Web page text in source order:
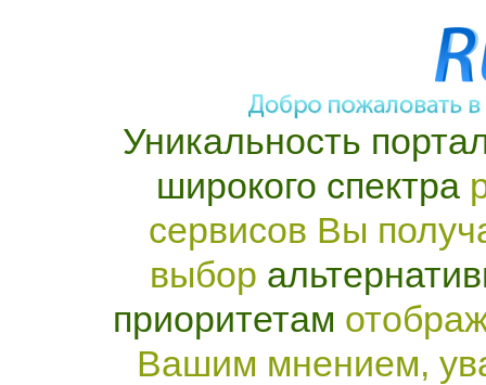
Уникальность
широкого спектра
сервисов Вы
выбор
приоритетам
Вашим мнением,